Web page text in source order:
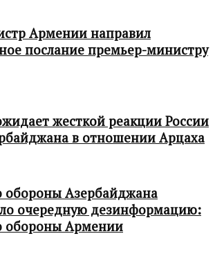
Армении направил
послание премьер-министру
жесткой реакции России
в отношении Арцаха
обороны Азербайджана
очередную дезинформацию:
обороны Армении